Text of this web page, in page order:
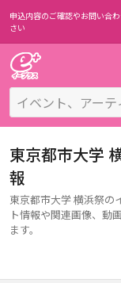
申込内容のご確認やお問い合
さい
東京都市大学
報
東京都市大学 横浜祭の
ト情報や関連画像、動
ます。